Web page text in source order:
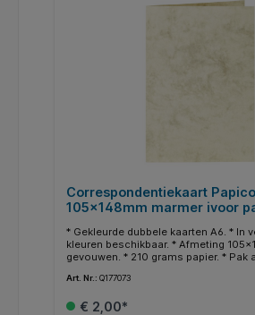
Correspondentiekaart
105x148mm marmer ivoor
* Gekleurde dubbele kaarten A6. * In
kleuren beschikbaar. * Afmeting
gevouwen. * 210 grams papier. * Pak
kleuren zijn ook enveloppen en A4
Art. Nr.: Q177073
€ 2,00*